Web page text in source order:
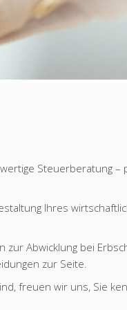
Steuerberatung –
Ihres
Abwicklung bei
zur Seite.
freuen wir uns, Sie